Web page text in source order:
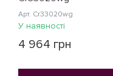
Арт. Cr33020wg
У наявності
4 964 грн